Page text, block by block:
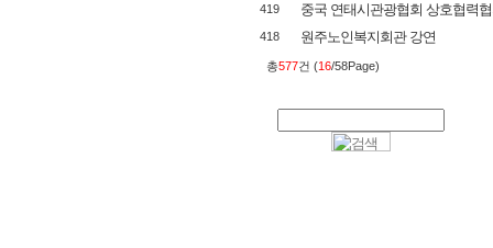
419 중국 연태시관광협회 상호협력
418 원주노인복지회관 강연
총577건 (16/58Page)